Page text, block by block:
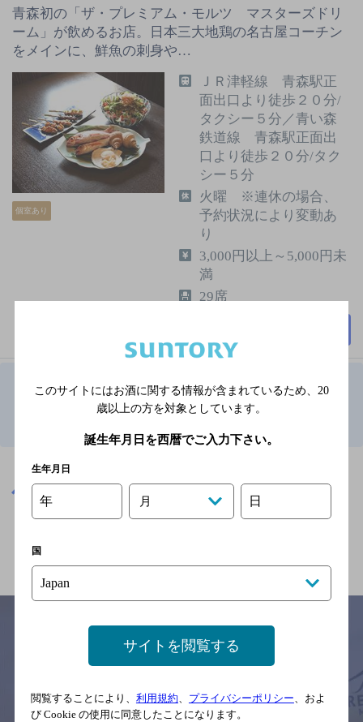
青森初の「ザ・プレミアム・モルツ マスターズドリ
ーム」が飲めるお店。日本三大地鶏の名古屋コーチン
をメインに、鮮魚の刺身や…
個室あり
ＪＲ津軽線 青森駅正
面出口より徒歩２０分/
タクシー５分／青い森
鉄道線 青森駅正面出
口より徒歩２０分/タク
シー５分
火曜 ※連休の場合、
予約状況により変動あ
り
3,000円以上～5,000円未
満
29席
1
青森県で女性に人気のお店
サイトマップ ご意見・ご感想 利用規約
予告なしに変更されることがありますので、
念のためお店にご確認の上ご来店くださいますようお願い申し上げま
このサイトにはお酒に関する情報が含まれているため、 20
歳以上の方を対象としています。
誕生年月日を西暦でご入力下さい。
生年月日
年 月 日
国
サイトを閲覧する
閲覧することにより、 利用規約、 プライバシーポリシー、およ
び Cookie の使用に同意したことになります。